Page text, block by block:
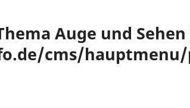
Auge und
cms/